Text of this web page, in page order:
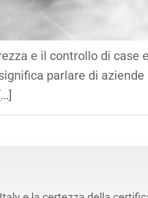
e il controllo di case
parlare di aziende